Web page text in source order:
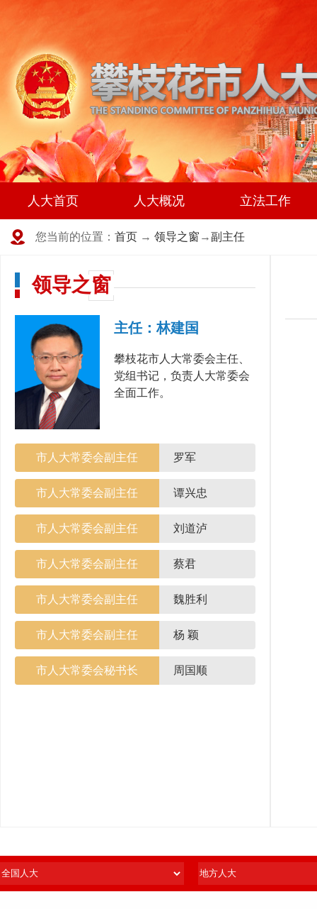
人大首页 人大概况 立法工作
您当前的位置： 首页 → 领导之窗 →副主任
领导之窗
主任：林建国
攀枝花市人大常委会主任、
党组书记，负责人大常委会
全面工作。
市人大常委会副主任 罗军
市人大常委会副主任 谭兴忠
市人大常委会副主任 刘道泸
市人大常委会副主任 蔡君
市人大常委会副主任 魏胜利
市人大常委会副主任 杨 颖
市人大常委会秘书长 周国顺